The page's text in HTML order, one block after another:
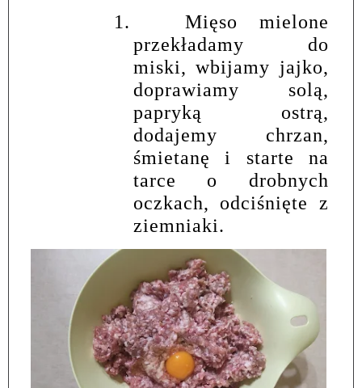
1.
Mięso mielone
przekładamy do
miski, wbijamy jajko,
doprawiamy solą,
papryką ostrą,
dodajemy chrzan,
śmietanę i starte na
tarce o drobnych
oczkach, odciśnięte z
ziemniaki.